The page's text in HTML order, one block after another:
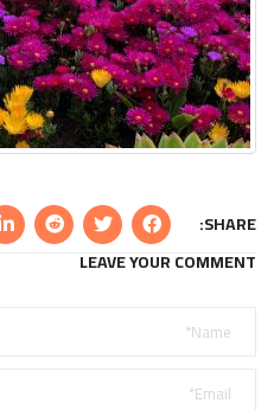
SHARE:
LEAVE YOUR COMMENT